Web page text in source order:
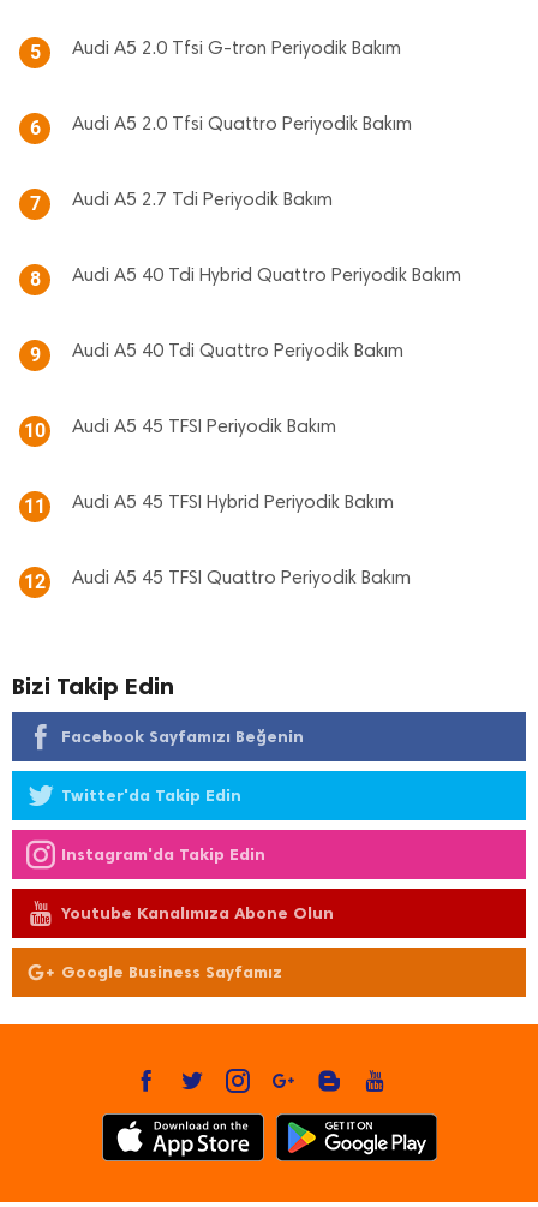
5 Audi A5 2.0 Tfsi G-tron Periyodik Bakım
6 Audi A5 2.0 Tfsi Quattro Periyodik Bakım
7 Audi A5 2.7 Tdi Periyodik Bakım
8 Audi A5 40 Tdi Hybrid Quattro Periyodik Bakım
9 Audi A5 40 Tdi Quattro Periyodik Bakım
10 Audi A5 45 TFSI Periyodik Bakım
11 Audi A5 45 TFSI Hybrid Periyodik Bakım
12 Audi A5 45 TFSI Quattro Periyodik Bakım
Bizi Takip Edin
Facebook Sayfamızı Beğenin
Twitter'da Takip Edin
Instagram'da Takip Edin
Youtube Kanalımıza Abone Olun
Google Business Sayfamız